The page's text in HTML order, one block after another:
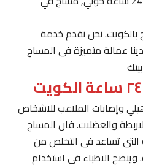
نحن نقدم خدمة
عمالة متميزة فى المساج
وإصابات الملاعب للاشخاص
والعضلات. فان المساج
تساعد فى التخلص من
الاطباء فى استخدام